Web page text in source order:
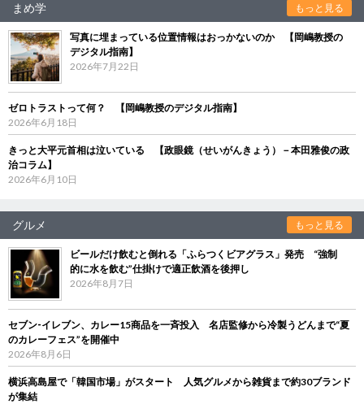
まめ学 もっと見る
写真に埋まっている位置情報はおっかないのか 【岡嶋教授の
デジタル指南】
2026年7月22日
ゼロトラストって何？ 【岡嶋教授のデジタル指南】
2026年6月18日
きっと大平元首相は泣いている 【政眼鏡（せいがんきょう）－本田雅俊の政
治コラム】
2026年6月10日
グルメ もっと見る
ビールだけ飲むと倒れる「ふらつくビアグラス」発売 “強制
的に水を飲む”仕掛けで適正飲酒を後押し
2026年8月7日
セブン‐イレブン、カレー15商品を一斉投入 名店監修から冷製うどんまで“夏
のカレーフェス”を開催中
2026年8月6日
横浜高島屋で「韓国市場」がスタート 人気グルメから雑貨まで約30ブランド
が集結